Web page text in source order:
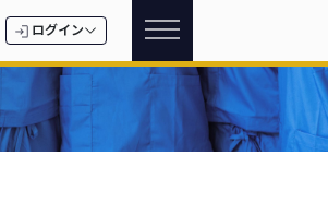
ログイン